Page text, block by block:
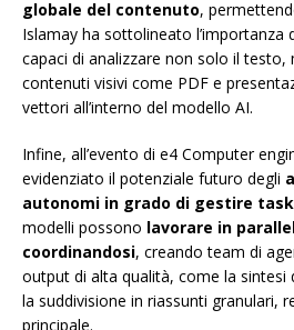
globale del contenuto,
Islamay ha sottolineato l’importanza
capaci di analizzare non solo il testo,
contenuti visivi come PDF e
vettori all’interno del modello AI.
Infine, all’evento di e4 Computer
evidenziato il potenziale futuro degli
autonomi in grado di gestire
modelli possono lavorare in
coordinandosi, creando team di
output di alta qualità, come la sintesi
la suddivisione in riassunti granulari,
principale.